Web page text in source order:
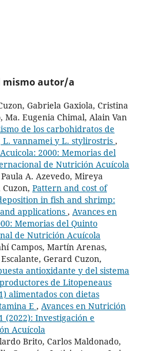
mismo autor/a
Gabriela Gaxiola, Cristina
Ma. Eugenia Chimal, Alain Van
de los carbohidratos de
vannamei y L. stylirostris ,
2000: Memorias del
de Nutrición Acuícola
A. Azevedo, Mireya
Pattern and cost of
in fish and shrimp:
applications , Avances en
Memorias del Quinto
de Nutrición Acuícola
Campos, Martín Arenas,
Gerard Cuzon,
antioxidante y del sistema
de Litopeneaus
alimentados con dietas
E , Avances en Nutrición
(2022): Investigación e
Acuícola
Brito, Carlos Maldonado,